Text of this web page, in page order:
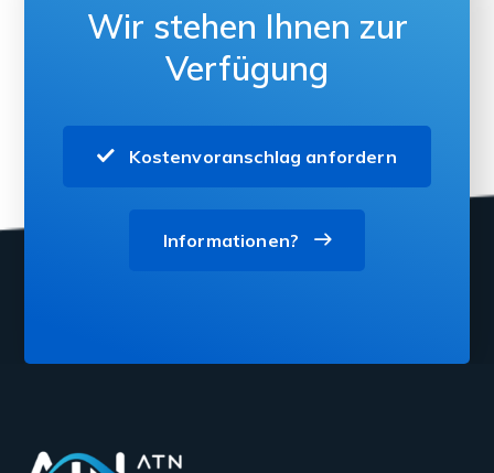
Wir stehen Ihnen zur
Verfügung
Kostenvoranschlag anfordern
Informationen?